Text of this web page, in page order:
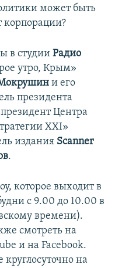
может быть
корпорации?
в студии Радио
утро, Крым»
и его
президента
Центра
XXI»
издания Scanner
.​
которое выходит в
с 9.00 до 10.00 в
времени).
смотреть на
и на Facebook.
на